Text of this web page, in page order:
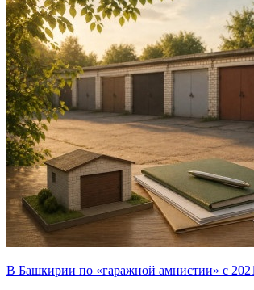
В Башкирии по «гаражной амнистии» с